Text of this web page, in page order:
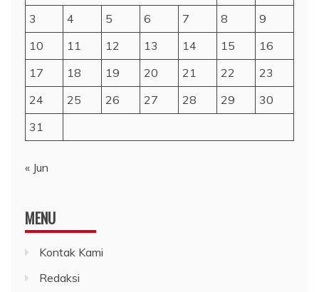
3
4 5 6 7 8
9
10
11 12 13 14 15
16
17
18 19 20 21 22
23
24
25 26 27 28 29
30
31
« Jun
MENU
Kontak Kami
Redaksi